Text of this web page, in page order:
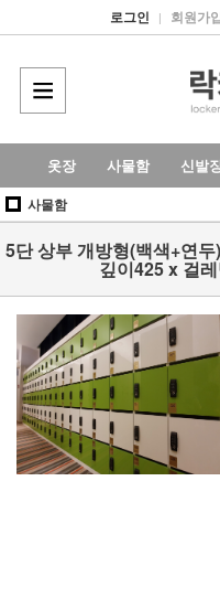
로그인 | 회원가
옷장 사물함 신발
사물함
5단 상부 개방형(백색+연
깊이425 x 걸